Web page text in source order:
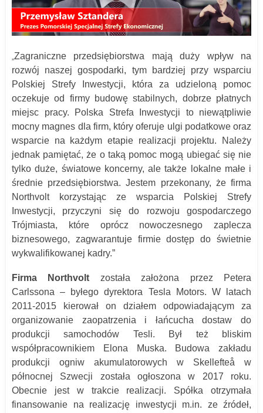
„Zagraniczne przedsiębiorstwa mają duży wpływ na
rozwój naszej gospodarki, tym bardziej przy wsparciu
Polskiej Strefy Inwestycji, która za udzieloną pomoc
oczekuje od firmy budowę stabilnych, dobrze płatnych
miejsc pracy. Polska Strefa Inwestycji to niewątpliwie
mocny magnes dla firm, który oferuje ulgi podatkowe oraz
wsparcie na każdym etapie realizacji projektu. Należy
jednak pamiętać, że o taką pomoc mogą ubiegać się nie
tylko duże, światowe koncerny, ale także lokalne małe i
średnie przedsiębiorstwa. Jestem przekonany, że firma
Northvolt korzystając ze wsparcia Polskiej Strefy
Inwestycji, przyczyni się do rozwoju gospodarczego
Trójmiasta, które oprócz nowoczesnego zaplecza
biznesowego, zagwarantuje firmie dostęp do świetnie
wykwalifikowanej kadry.”
Firma Northvolt została założona przez Petera
Carlssona – byłego dyrektora Tesla Motors. W latach
2011-2015 kierował on działem odpowiadającym za
organizowanie zaopatrzenia i łańcucha dostaw do
produkcji samochodów Tesli. Był też bliskim
współpracownikiem Elona Muska. Budowa zakładu
produkcji ogniw akumulatorowych w Skellefteå w
północnej Szwecji została ogłoszona w 2017 roku.
Obecnie jest w trakcie realizacji. Spółka otrzymała
finansowanie na realizację inwestycji m.in. ze źródeł,